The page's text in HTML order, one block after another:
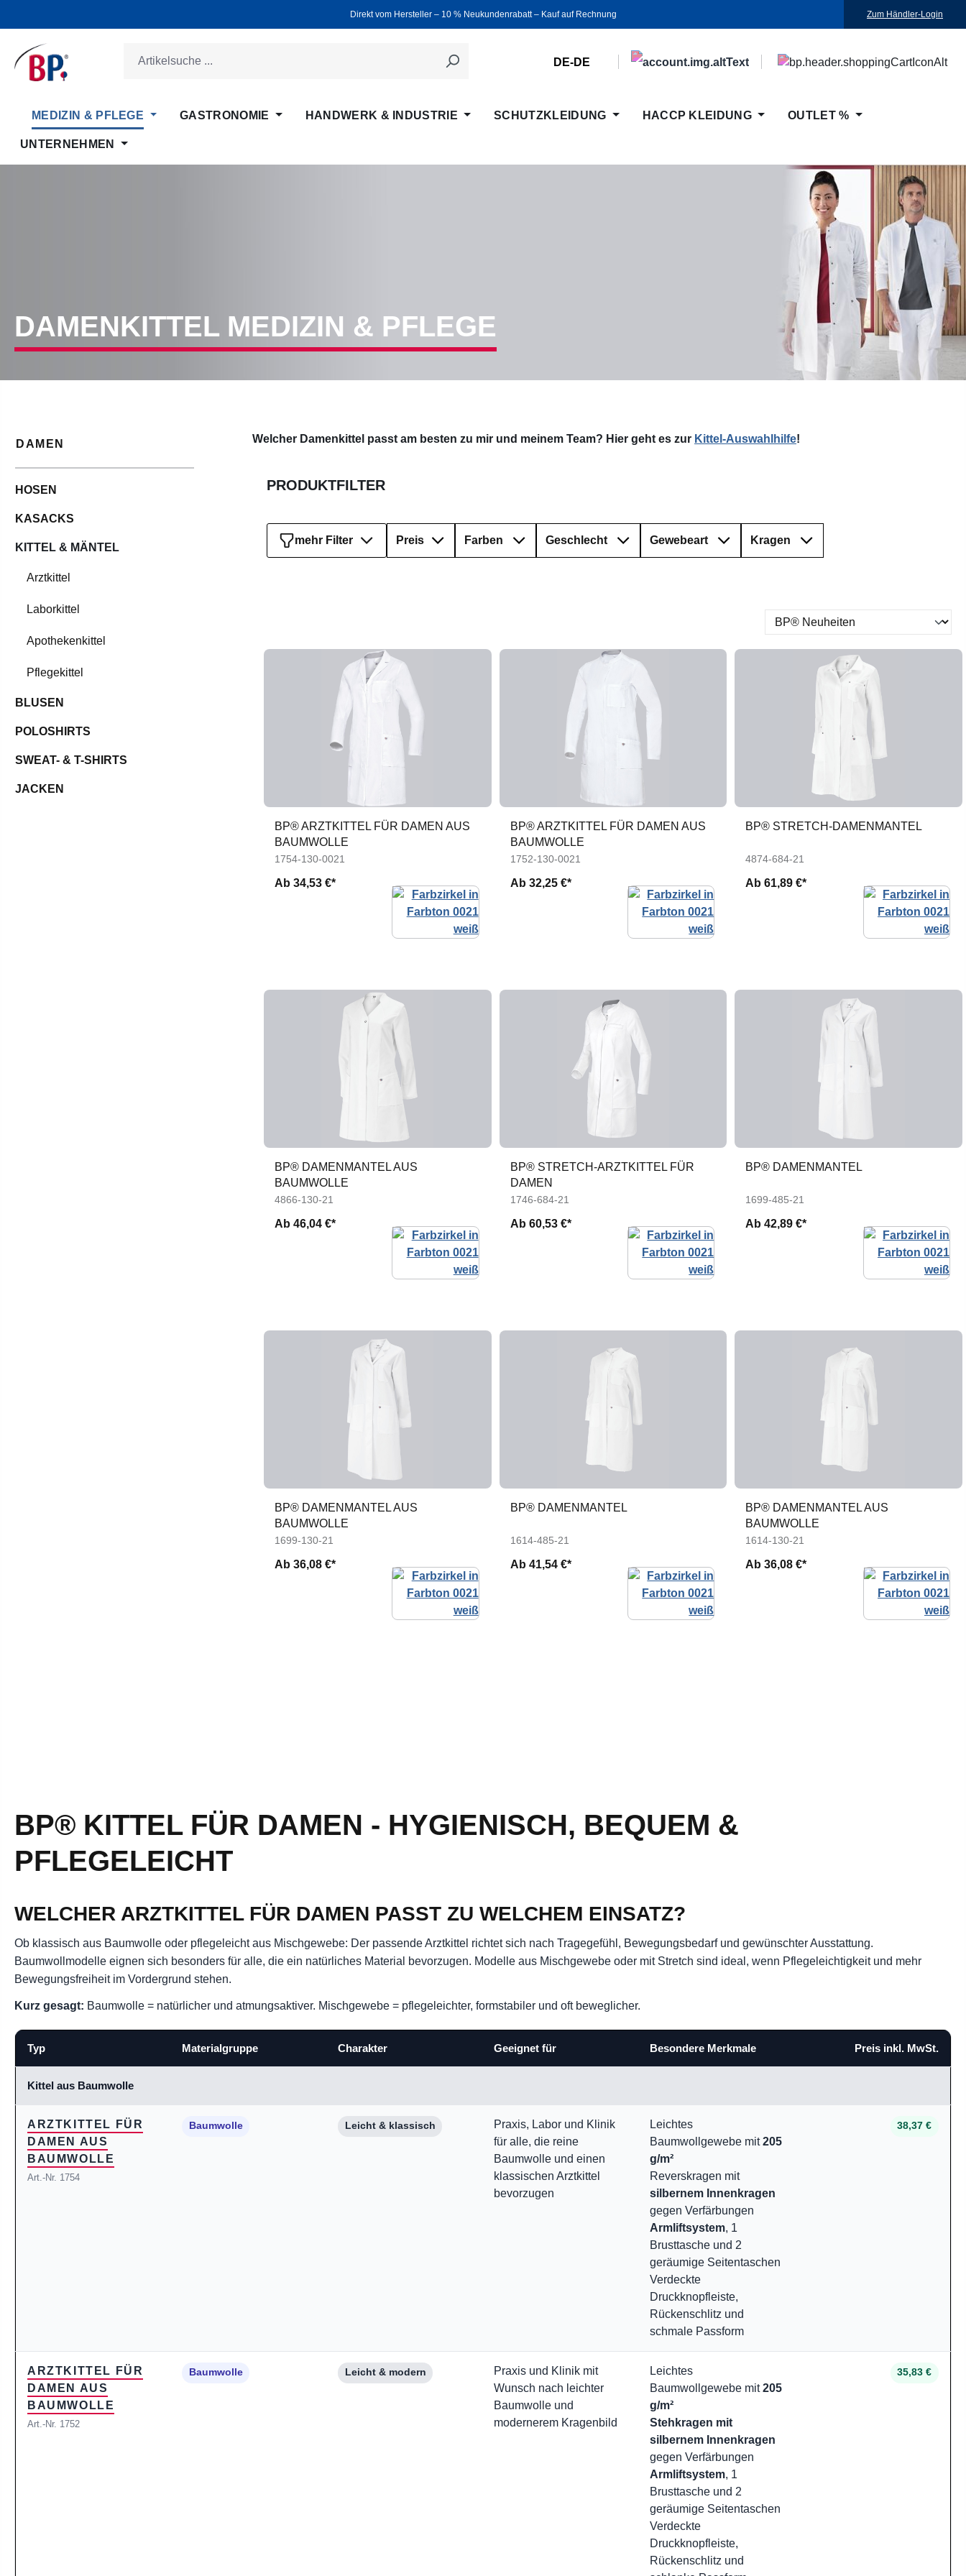
Direkt vom Hersteller ‒ 10 % Neukundenrabatt ‒ Kauf auf Rechnung Zum Händler-Login
DE-DE
MEDIZIN & PFLEGE GASTRONOMIE HANDWERK & INDUSTRIE SCHUTZKLEIDUNG HACCP KLEIDUNG OUTLET %
UNTERNEHMEN
DAMENKITTEL MEDIZIN & PFLEGE
DAMEN
HOSEN
KASACKS
KITTEL & MÄNTEL
Arztkittel
Laborkittel
Apothekenkittel
Pflegekittel
BLUSEN
POLOSHIRTS
SWEAT- & T-SHIRTS
JACKEN
Welcher Damenkittel passt am besten zu mir und meinem Team? Hier geht es zur Kittel-Auswahlhilfe!
PRODUKTFILTER
Preis Farben Geschlecht Gewebeart Kragen
mehr Filter
BP® ARZTKITTEL FÜR DAMEN AUS
BAUMWOLLE
1754-130-0021
Ab 34,53 €*
BP® ARZTKITTEL FÜR DAMEN AUS
BAUMWOLLE
1752-130-0021
Ab 32,25 €*
BP® STRETCH-DAMENMANTEL
4874-684-21
Ab61,89 €*
BP® DAMENMANTEL AUS
BAUMWOLLE
4866-130-21
Ab 46,04 €*
BP® STRETCH-ARZTKITTEL FÜR
DAMEN
1746-684-21
Ab 60,53 €*
BP® DAMENMANTEL
1699-485-21
Ab42,89 €*
BP® DAMENMANTEL AUS
BAUMWOLLE
1699-130-21
Ab 36,08 €*
BP® DAMENMANTEL
1614-485-21
Ab 41,54 €*
BP® DAMENMANTEL AUS
BAUMWOLLE
1614-130-21
Ab36,08 €*
BP® KITTEL FÜR DAMEN - HYGIENISCH, BEQUEM &
PFLEGELEICHT
WELCHER ARZTKITTEL FÜR DAMEN PASST ZU WELCHEM EINSATZ?
Ob klassisch aus Baumwolle oder pflegeleicht aus Mischgewebe: Der passende Arztkittel richtet sich nach Tragegefühl, Bewegungsbedarf und gewünschter Ausstattung.
Baumwollmodelle eignen sich besonders für alle, die ein natürliches Material bevorzugen. Modelle aus Mischgewebe oder mit Stretch sind ideal, wenn Pflegeleichtigkeit und mehr
Bewegungsfreiheit im Vordergrund stehen.
Kurz gesagt: Baumwolle = natürlicher und atmungsaktiver. Mischgewebe = pflegeleichter, formstabiler und oft beweglicher.
Typ Materialgruppe Charakter Geeignet für Besondere Merkmale Preis inkl. MwSt.
Kittel aus Baumwolle
ARZTKITTEL FÜR
DAMEN AUS
BAUMWOLLE
Art.-Nr. 1754
Baumwolle Leicht & klassisch
Praxis, Labor und Klinik
für alle, die reine
Baumwolle und einen
klassischen Arztkittel
bevorzugen
Leichtes
Baumwollgewebe mit205
g/m²
Reverskragen mit
silbernem Innenkragen
gegen Verfärbungen
Armliftsystem, 1
Brusttasche und 2
geräumige Seitentaschen
Verdeckte
Druckknopfleiste,
Rückenschlitz und
schmale Passform
38,37 €
ARZTKITTEL FÜR
DAMEN AUS
BAUMWOLLE
Art.-Nr. 1752
Baumwolle Leicht & modern
Praxis und Klinik mit
Wunsch nach leichter
Baumwolle und
modernerem Kragenbild
Leichtes
Baumwollgewebe mit205
g/m²
Stehkragen mit
silbernem Innenkragen
gegen Verfärbungen
Armliftsystem, 1
Brusttasche und 2
geräumige Seitentaschen
Verdeckte
Druckknopfleiste,
Rückenschlitz und
35,83 €